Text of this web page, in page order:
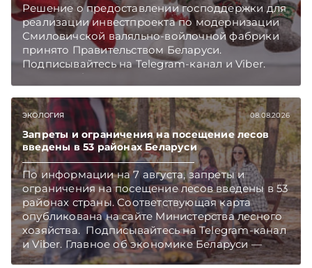
Решение о предоставлении господдержки для
реализации инвестпроекта по модернизации
Смиловичской валяльно-войлочной фабрики
принято Правительством Беларуси.
Подписывайтесь на Telegram‑канал и Viber.
Главное об экономике Беларуси — раньше,
ЭКОЛОГИЯ 08.08.2026
Запреты и ограничения на посещение лесов
введены в 53 районах Беларуси
По информации на 7 августа, запреты и
ограничения на посещение лесов введены в 53
районах страны. Соответствующая карта
опубликована на сайте Министерства лесного
хозяйства. Подписывайтесь на Telegram‑канал
и Viber. Главное об экономике Беларуси —
раньше, чем в новостях TelegramViber